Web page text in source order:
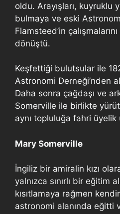
oldu. Arayışları, kuyruklu
bulmaya ve eski
Flamsteed’in
dönüştü.
Keşfettiği bulutsular ile
Astronomi Derneği’nden
Daha sonra çağdaşı ve
Somerville ile birlikte
aynı topluluğa fahri üyelik
Mary Somerville
İngiliz bir amiralin kızı
yalnızca sınırlı bir eğitim
kısıtlamaya rağmen
astronomi alanında eğitti